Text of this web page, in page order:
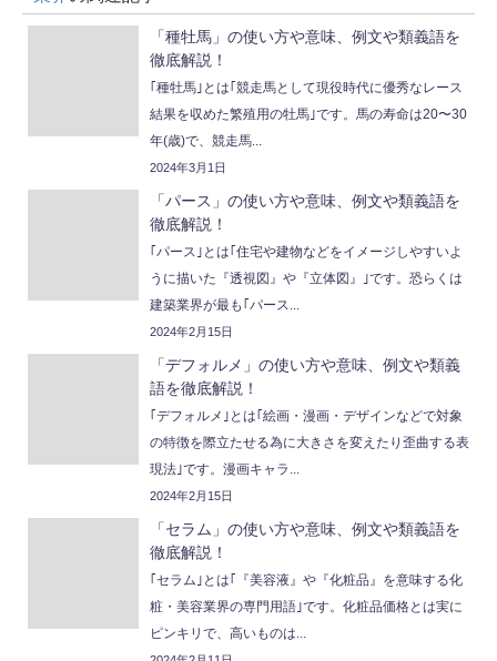
「種牡馬」の使い方や意味、例文や類義語を
徹底解説！
｢種牡馬｣とは｢競走馬として現役時代に優秀なレース
結果を収めた繁殖用の牡馬｣です。馬の寿命は20〜30
年(歳)で、競走馬...
2024年3月1日
「パース」の使い方や意味、例文や類義語を
徹底解説！
｢パース｣とは｢住宅や建物などをイメージしやすいよ
うに描いた『透視図』や『立体図』｣です。恐らくは
建築業界が最も｢パース...
2024年2月15日
「デフォルメ」の使い方や意味、例文や類義
語を徹底解説！
｢デフォルメ｣とは｢絵画・漫画・デザインなどで対象
の特徴を際立たせる為に大きさを変えたり歪曲する表
現法｣です。漫画キャラ...
2024年2月15日
「セラム」の使い方や意味、例文や類義語を
徹底解説！
｢セラム｣とは｢『美容液』や『化粧品』を意味する化
粧・美容業界の専門用語｣です。化粧品価格とは実に
ピンキリで、高いものは...